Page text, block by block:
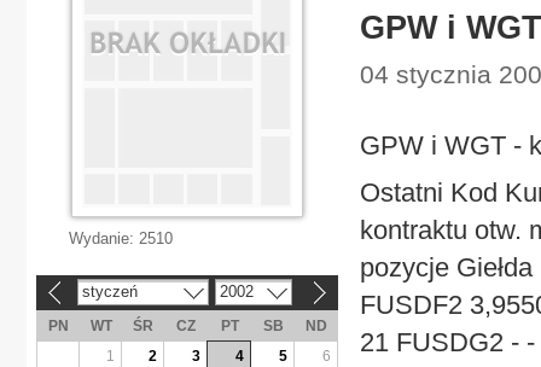
GPW i
04 stycznia
GPW i WGT -
Ostatni Kod
kontraktu otw.
pozycje
FUSDF2
21 FUSDG2 -
Wydanie: 2510
styczeń 2002
PN WT ŚR CZ PT SB
ND
1
2 3 4 5
6